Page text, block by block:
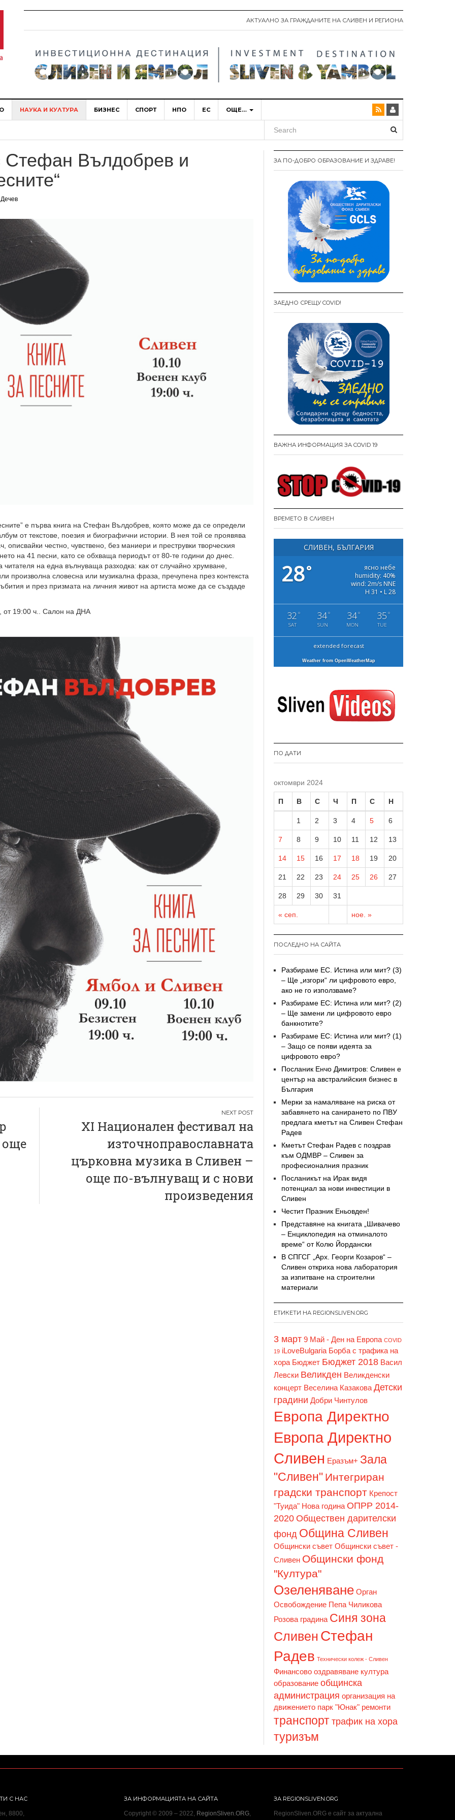
АКТУАЛНО ЗА ГРАЖДАНИТЕ НА СЛИВЕН И РЕГИОНА
НАУКА И КУЛТУРА БИЗНЕС СПОРТ НПО ЕС ОЩЕ…
Стефан Вълдобрев и
е първа книга на Стефан Вълдобрев, която може да се определи
от текстове, поезия и биографични истории. В нея той се проявява
описвайки честно, чувствено, без маниери и преструвки творческия
на 41 песни, като се обхваща периодът от 80-те години до днес.
читателя на една вълнуваща разходка: как от случайно хрумване,
произволна словесна или музикална фраза, пречупена през контекста
и през призмата на личния живот на артиста може да се създаде
от 19:00 ч.. Салон на ДНА
още
ХI Национален фестивал на
източноправославната
църковна музика в Сливен –
още по-вълнуващ и с нови
произведения
ЗА ПО-ДОБРО ОБРАЗОВАНИЕ И ЗДРАВЕ!
ЗАЕДНО СРЕЩУ COVID!
ВАЖНА ИНФОРМАЦИЯ ЗА COVID 19
ВРЕМЕТО В СЛИВЕН
СЛИВЕН, БЪЛГАРИЯ
28°
ясно небе
humidity: 40%
wind: 2m/s NNE
H 31 • L 28
32 °
SAT
34°
SUN
34°
MON
35 °
TUE
extended forecast
Weather from OpenWeatherMap
ПО ДАТИ
октомври 2024
П В С Ч П С Н
« сеп. ное. »
1 2 3 4 5 6
7 8 9 10 11 12 13
14 15 16 17 18 19 20
21 22 23 24 25 26 27
28 29 30 31
ПОСЛЕДНО НА САЙТА
Разбираме ЕС. Истина или мит? (3)
– Ще „изгори“ ли цифровото евро,
ако не го използваме?
Разбираме ЕС: Истина или мит? (2)
– Ще замени ли цифровото евро
банкнотите?
Разбираме ЕС: Истина или мит? (1)
– Защо се появи идеята за
цифровото евро?
Посланик Енчо Димитров: Сливен е
център на австралийския бизнес в
България
Мерки за намаляване на риска от
забавянето на санирането по ПВУ
предлага кметът на Сливен Стефан
Радев
Кметът Стефан Радев с поздрав
към ОДМВР – Сливен за
професионалния празник
Посланикът на Ирак видя
потенциал за нови инвестиции в
Сливен
Честит Празник Еньовден!
Представяне на книгата „Шивачево
– Енциклопедия на отминалото
време“ от Колю Йордански
В СПГСГ „Арх. Георги Козаров“ –
Сливен откриха нова лаборатория
за изпитване на строителни
материали
ЕТИКЕТИ НА REGIONSLIVEN.ORG
3 март 9 Май - Ден на Европа COVID
19 iLoveBulgaria Борба с трафика на
хора Бюджет Бюджет 2018 Васил
Левски Великден Великденски
концерт Веселина Казакова Детски
градини Добри Чинтулов
Европа Директно
Европа Директно
Сливен Еразъм+ Зала
"Сливен" Интегриран
градски транспорт Крепост
"Туида" Нова година ОПРР 2014-
2020 Обществен дарителски
фонд Община Сливен
Общински съвет Общински съвет -
Сливен Общински фонд
"Култура"
Озеленяване Орган
Освобождение Пепа Чиликова
Розова градина Синя зона
Сливен Стефан
Радев Технически колеж - Сливен
Финансово оздравяване култура
образование общинска
администрация организация на
движението парк "Юнак" ремонти
транспорт трафик на хора
туризъм
С НАС
8800,
ЗА ИНФОРМАЦИЯТА НА САЙТА
Copyright © 2009 – 2022, RegionSliven.ORG,
ЗА REGIONSLIVEN.ORG
RegionSliven.ORG е сайт за актуална